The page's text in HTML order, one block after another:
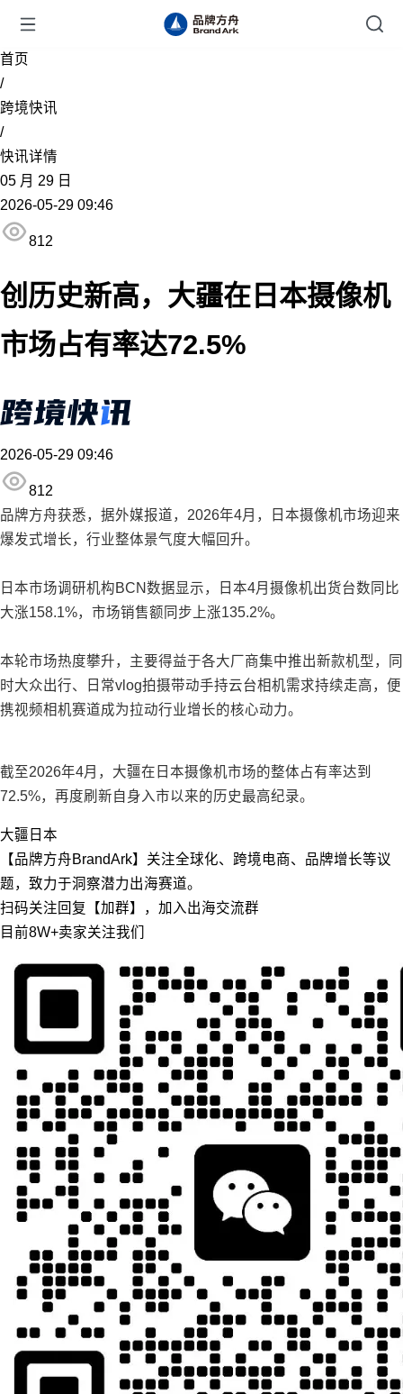
首页
/
跨境快讯
/
快讯详情
05 月 29 日
2026-05-29 09:46
812
创历史新高，大疆在日本摄像机
市场占有率达72.5%
2026-05-29 09:46
812
品牌方舟获悉，据外媒报道，2026年4月，日本摄像机市场迎来
爆发式增长，行业整体景气度大幅回升。
日本市场调研机构BCN数据显示，日本4月摄像机出货台数同比
大涨158.1%，市场销售额同步上涨135.2%。
本轮市场热度攀升，主要得益于各大厂商集中推出新款机型，同
时大众出行、日常vlog拍摄带动手持云台相机需求持续走高，便
携视频相机赛道成为拉动行业增长的核心动力。
截至2026年4月，大疆在日本摄像机市场的整体占有率达到
72.5%，再度刷新自身入市以来的历史最高纪录。
大疆 日本
【品牌方舟BrandArk】关注全球化、跨境电商、品牌增长等议
题，致力于洞察潜力出海赛道。
扫码关注回复【加群】，加入出海交流群
目前8W+卖家关注我们